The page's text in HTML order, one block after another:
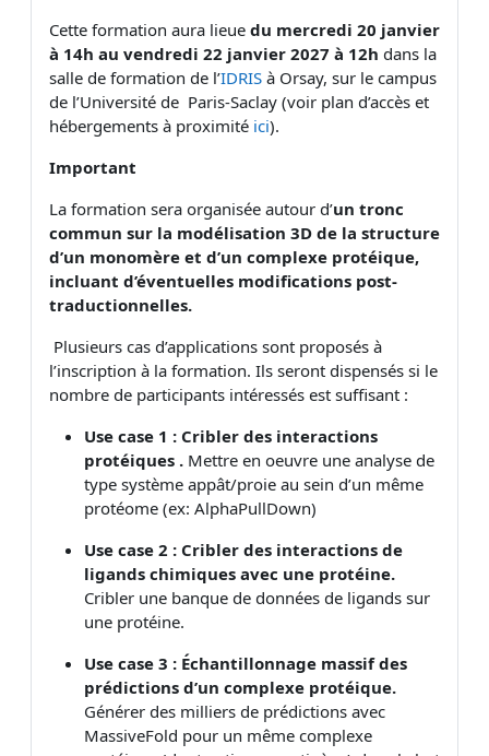
Cette formation aura lieue du mercredi 20 janvier
à 14h au vendredi 22 janvier 2027 à 12h dans la
salle de formation de l’IDRIS à Orsay, sur le campus
de l’Université de Paris-Saclay (voir plan d’accès et
hébergements à proximité ici).
Important
La formation sera organisée autour d’un tronc
commun sur la modélisation 3D de la structure
d’un monomère et d’un complexe protéique,
incluant d’éventuelles modifications post-
traductionnelles.
Plusieurs cas d’applications sont proposés à
l’inscription à la formation. Ils seront dispensés si le
nombre de participants intéressés est suffisant :
Use case 1 : Cribler des interactions
protéiques . Mettre en oeuvre une analyse de
type système appât/proie au sein d’un même
protéome (ex: AlphaPullDown)
Use case 2 : Cribler des interactions de
ligands chimiques avec une protéine.
Cribler une banque de données de ligands sur
une protéine.
Use case 3 : Échantillonnage massif des
prédictions d’un complexe protéique.
Générer des milliers de prédictions avec
MassiveFold pour un même complexe